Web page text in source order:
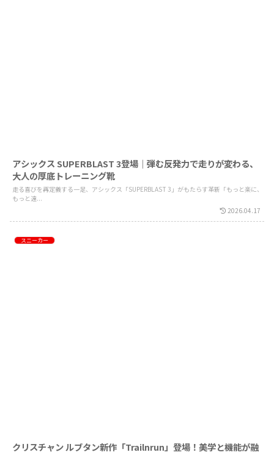
アシックス SUPERBLAST 3登場｜弾む反発力で走りが変わる、
大人の厚底トレーニング靴
走る喜びを再定義する一足、アシックス「SUPERBLAST 3」がもたらす革新「もっと楽に、
もっと遠...
2026.04.17
スニーカー
クリスチャン ルブタン新作「Trailnrun」登場！美学と機能が融